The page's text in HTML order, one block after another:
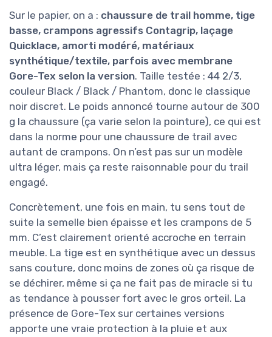
Sur le papier, on a : chaussure de trail homme, tige
basse, crampons agressifs Contagrip, laçage
Quicklace, amorti modéré, matériaux
synthétique/textile, parfois avec membrane
Gore-Tex selon la version. Taille testée : 44 2/3,
couleur Black / Black / Phantom, donc le classique
noir discret. Le poids annoncé tourne autour de 300
g la chaussure (ça varie selon la pointure), ce qui est
dans la norme pour une chaussure de trail avec
autant de crampons. On n’est pas sur un modèle
ultra léger, mais ça reste raisonnable pour du trail
engagé.
Concrètement, une fois en main, tu sens tout de
suite la semelle bien épaisse et les crampons de 5
mm. C’est clairement orienté accroche en terrain
meuble. La tige est en synthétique avec un dessus
sans couture, donc moins de zones où ça risque de
se déchirer, même si ça ne fait pas de miracle si tu
as tendance à pousser fort avec le gros orteil. La
présence de Gore-Tex sur certaines versions
apporte une vraie protection à la pluie et aux